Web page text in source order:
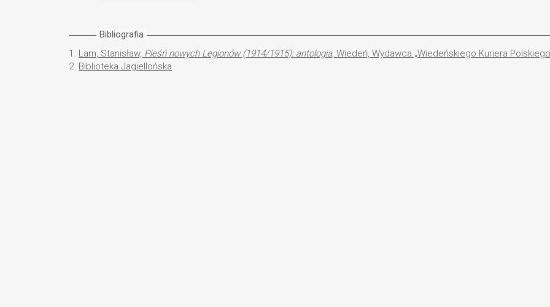
Bibliografia
1. Lam, Stanisław, Pieśń nowych Legionów (1914/1915): antologia, Wiedeń, Wydawca „Wiedeńskiego Kuriera
2. Biblioteka Jagiellońska